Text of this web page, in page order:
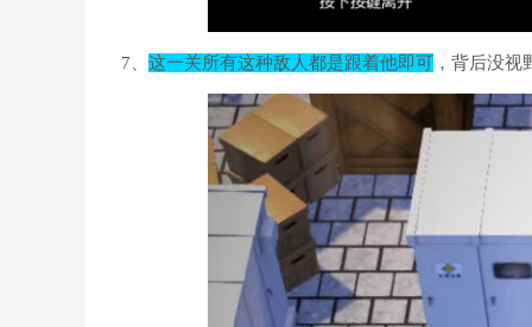
7、 这一关所有这种敌人都是跟着他即可 ，背后没视